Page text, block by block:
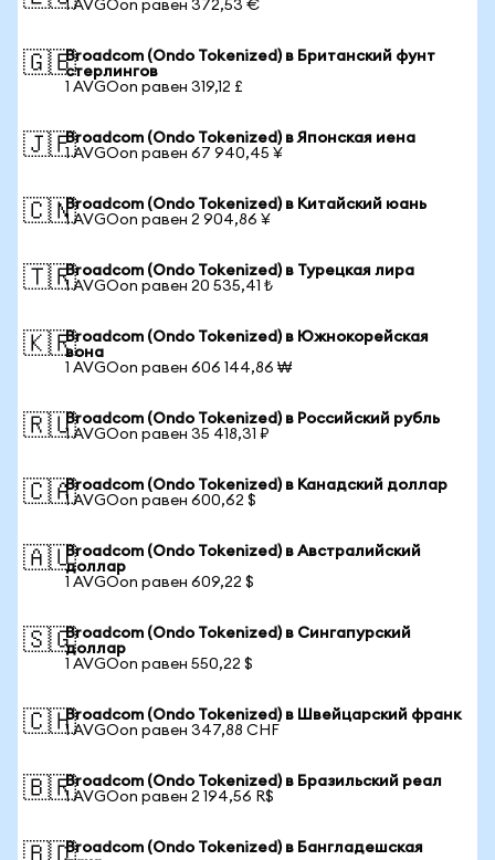
1 AVGOon равен 372,53 €
🇬🇧Broadcom (Ondo Tokenized) в Британский фунт
стерлингов
1 AVGOon равен 319,12 £
🇯🇵Broadcom (Ondo Tokenized) в Японская иена
1 AVGOon равен 67 940,45 ¥
🇨🇳Broadcom (Ondo Tokenized) в Китайский юань
1 AVGOon равен 2 904,86 ¥
🇹🇷Broadcom (Ondo Tokenized) в Турецкая лира
1 AVGOon равен 20 535,41 ₺
🇰🇷Broadcom (Ondo Tokenized) в Южнокорейская
вона
1 AVGOon равен 606 144,86 ₩
🇷🇺Broadcom (Ondo Tokenized) в Российский рубль
1 AVGOon равен 35 418,31 ₽
🇨🇦Broadcom (Ondo Tokenized) в Канадский доллар
1 AVGOon равен 600,62 $
🇦🇺Broadcom (Ondo Tokenized) в Австралийский
доллар
1 AVGOon равен 609,22 $
🇸🇬Broadcom (Ondo Tokenized) в Сингапурский
доллар
1 AVGOon равен 550,22 $
🇨🇭Broadcom (Ondo Tokenized) в Швейцарский франк
1 AVGOon равен 347,88 CHF
🇧🇷Broadcom (Ondo Tokenized) в Бразильский реал
1 AVGOon равен 2 194,56 R$
Broadcom (Ondo Tokenized) в Бангладешская